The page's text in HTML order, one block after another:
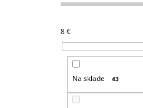
8€
Na sklade 43